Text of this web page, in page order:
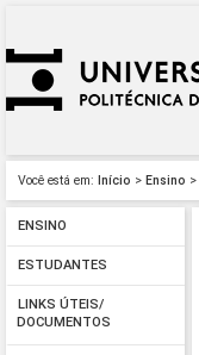
Você está em: Início > Ensino >
ENSINO
ESTUDANTES
LINKS ÚTEIS/
DOCUMENTOS